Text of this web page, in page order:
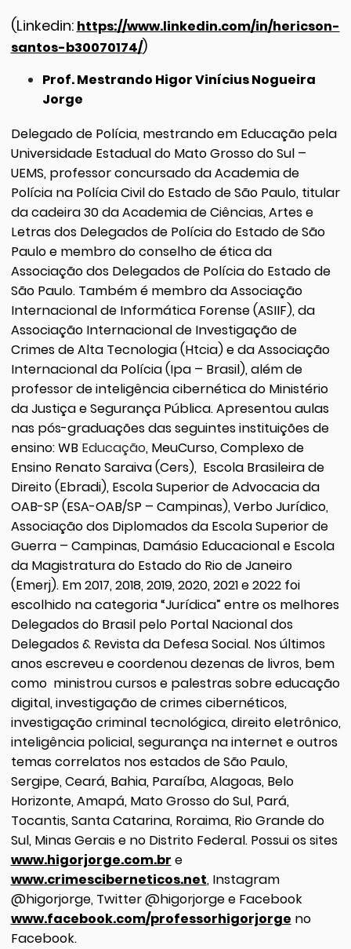
(Linkedin: https://www.linkedin.com/in/hericson-
santos-b30070174/)
Prof. Mestrando Higor Vinícius Nogueira
Jorge
Delegado de Polícia, mestrando em Educação pela
Universidade Estadual do Mato Grosso do Sul –
UEMS, professor concursado da Academia de
Polícia na Polícia Civil do Estado de São Paulo, titular
da cadeira 30 da Academia de Ciências, Artes e
Letras dos Delegados de Polícia do Estado de São
Paulo e membro do conselho de ética da
Associação dos Delegados de Polícia do Estado de
São Paulo. Também é membro da Associação
Internacional de Informática Forense (ASIIF), da
Associação Internacional de Investigação de
Crimes de Alta Tecnologia (Htcia) e da Associação
Internacional da Polícia (Ipa – Brasil), além de
professor de inteligência cibernética do Ministério
da Justiça e Segurança Pública. Apresentou aulas
nas pós-graduações das seguintes instituições de
ensino: WB Educação, MeuCurso, Complexo de
Ensino Renato Saraiva (Cers), Escola Brasileira de
Direito (Ebradi), Escola Superior de Advocacia da
OAB-SP (ESA-OAB/SP – Campinas), Verbo Jurídico,
Associação dos Diplomados da Escola Superior de
Guerra – Campinas, Damásio Educacional e Escola
da Magistratura do Estado do Rio de Janeiro
(Emerj). Em 2017, 2018, 2019, 2020, 2021 e 2022 foi
escolhido na categoria “Jurídica” entre os melhores
Delegados do Brasil pelo Portal Nacional dos
Delegados & Revista da Defesa Social. Nos últimos
anos escreveu e coordenou dezenas de livros, bem
como ministrou cursos e palestras sobre educação
digital, investigação de crimes cibernéticos,
investigação criminal tecnológica, direito eletrônico,
inteligência policial, segurança na internet e outros
temas correlatos nos estados de São Paulo,
Sergipe, Ceará, Bahia, Paraíba, Alagoas, Belo
Horizonte, Amapá, Mato Grosso do Sul, Pará,
Tocantis, Santa Catarina, Roraima, Rio Grande do
Sul, Minas Gerais e no Distrito Federal. Possui os sites
www.higorjorge.com.br e
www.crimesciberneticos.net, Instagram
@higorjorge, Twitter @higorjorge e Facebook
www.facebook.com/professorhigorjorge no
Facebook.